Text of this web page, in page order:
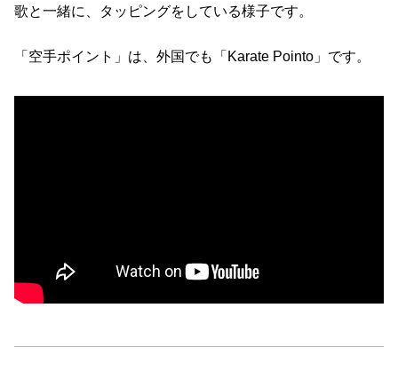
歌と一緒に、タッピングをしている様子です。
「空手ポイント」は、外国でも「Karate Pointo」です。